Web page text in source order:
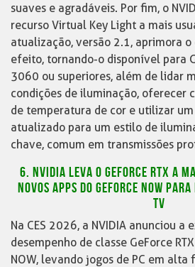
suaves e agradáveis. Por fim, o
recurso Virtual Key Light a mais
atualização, versão 2.1, aprimora o
efeito, tornando-o disponível para
3060 ou superiores, além de lidar
condições de iluminação, oferecer
de temperatura de cor e utilizar um
atualizado para um estilo de
chave, comum em transmissões
6. NVIDIA LEVA O GEFORCE RTX A
NOVOS APPS DO GEFORCE NOW
TV
Na CES 2026, a NVIDIA anunciou a
desempenho de classe GeForce
NOW, levando jogos de PC em